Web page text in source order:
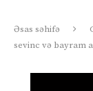
Əsas səhifə
sevinc və bayram